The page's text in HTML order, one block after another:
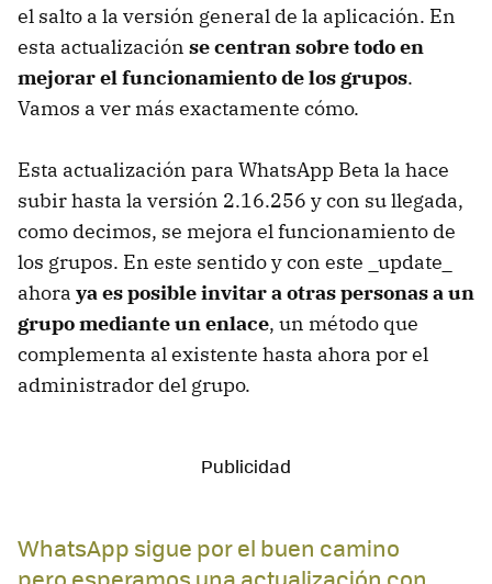
el salto a la versión general de la aplicación. En
esta actualización se centran sobre todo en
mejorar el funcionamiento de los grupos.
Vamos a ver más exactamente cómo.
Esta actualización para WhatsApp Beta la hace
subir hasta la versión 2.16.256 y con su llegada,
como decimos, se mejora el funcionamiento de
los grupos. En este sentido y con este _update_
ahora ya es posible invitar a otras personas a un
grupo mediante un enlace, un método que
complementa al existente hasta ahora por el
administrador del grupo.
WhatsApp sigue por el buen camino